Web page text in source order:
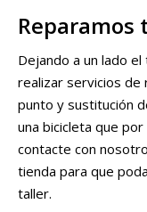
Reparamos
Dejando a un lado
realizar servicios de
punto y sustitución
una bicicleta que
contacte con
tienda para que
taller.